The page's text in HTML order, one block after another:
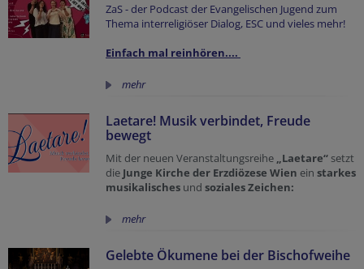
ZaS - der Podcast der Evangelischen Jugend zum
Thema interreligiöser Dialog, ESC und vieles mehr!
Einfach mal reinhören....
mehr
Laetare! Musik verbindet, Freude
bewegt
Mit der neuen Veranstaltungsreihe „Laetare“ setzt
die Junge Kirche der Erzdiözese Wien ein starkes
musikalisches und soziales Zeichen:
mehr
Gelebte Ökumene bei der Bischofweihe